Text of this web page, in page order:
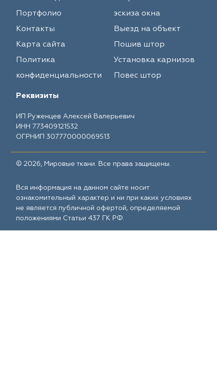
Портфолио
Контакты
Карта сайта
Политика
конфиденциальности
эскиза окна
Выезд на объект
Пошив штор
Установка карнизов
Повес штор
Реквизиты
ИП Руженцев Алексей Валерьевич
ИНН 773409121532
ОГРНИП 307770000069513
© 2026, Мировые ткани. Все права защищены.
Вся информация на данном сайте носит
ознакомительный характер и ни при каких условиях
не является публичной офертой, определяемой
положениями Статьи 437 ГК РФ.